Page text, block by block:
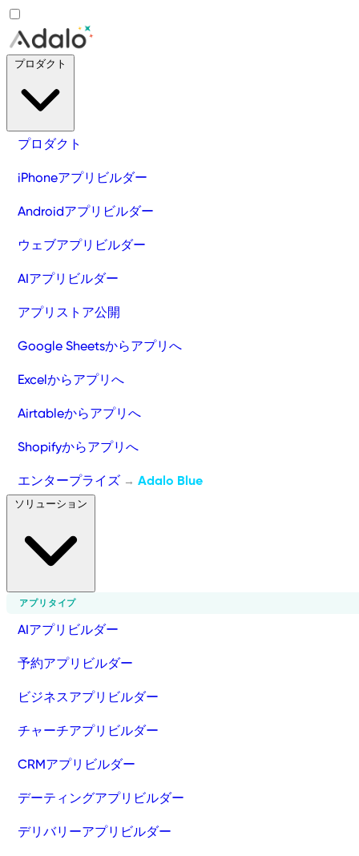
プロダクト
iPhoneアプリビルダー
Androidアプリビルダー
ウェブアプリビルダー
AIアプリビルダー
アプリストア公開
Google Sheetsからアプリへ
Excelからアプリへ
Airtableからアプリへ
Shopifyからアプリへ
エンタープライズ → Adalo Blue
アプリタイプ
AIアプリビルダー
予約アプリビルダー
ビジネスアプリビルダー
チャーチアプリビルダー
CRMアプリビルダー
デーティングアプリビルダー
デリバリーアプリビルダー